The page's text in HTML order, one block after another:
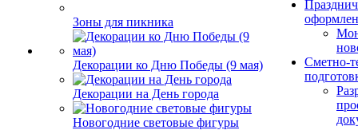
Зоны для пикника
Декорации ко Дню Победы (9 мая)
Декорации на День города
Новогодние световые фигуры
Сметно-